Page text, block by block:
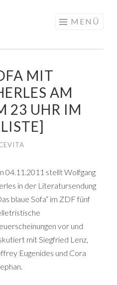
MENÜ
MIT
AM
23 UHR IM
04.11.2011 stellt Wolfgang
in der Literatursendung
blaue Sofa“ im ZDF fünf
vor und
mit Siegfried Lenz,
Eugenides und Cora